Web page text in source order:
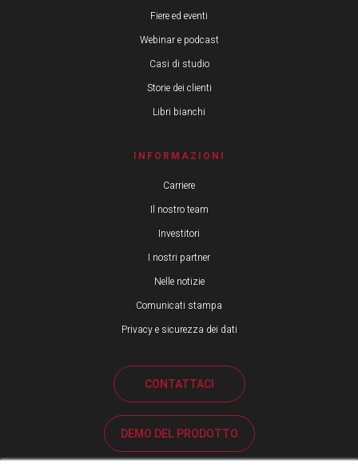
Fiere ed eventi
Webinar e podcast
Casi di studio
Storie dei clienti
Libri bianchi
INFORMAZIONI
Carriere
Il nostro team
Investitori
I nostri partner
Nelle notizie
Comunicati stampa
Privacy e sicurezza dei dati
CONTATTACI
DEMO DEL PRODOTTO